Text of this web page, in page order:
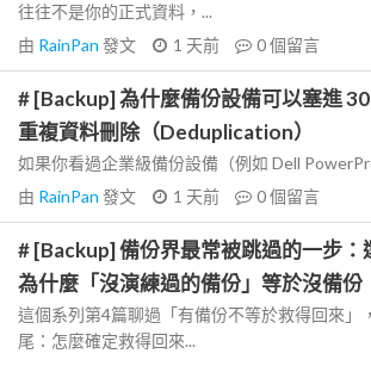
往往不是你的正式資料，...
由 RainPan 發文 1 天前 0個留言
# [Backup] 為什麼備份設備可以塞進
重複資料刪除（Deduplication）
如果你看過企業級備份設備（例如 Dell
由 RainPan 發文 1 天前 0個留言
# [Backup] 備份界最常被跳過的一步：
為什麼「沒演練過的備份」等於沒備份
這個系列第4篇聊過「有備份不等於救得回來」
尾：怎麼確定救得回來...